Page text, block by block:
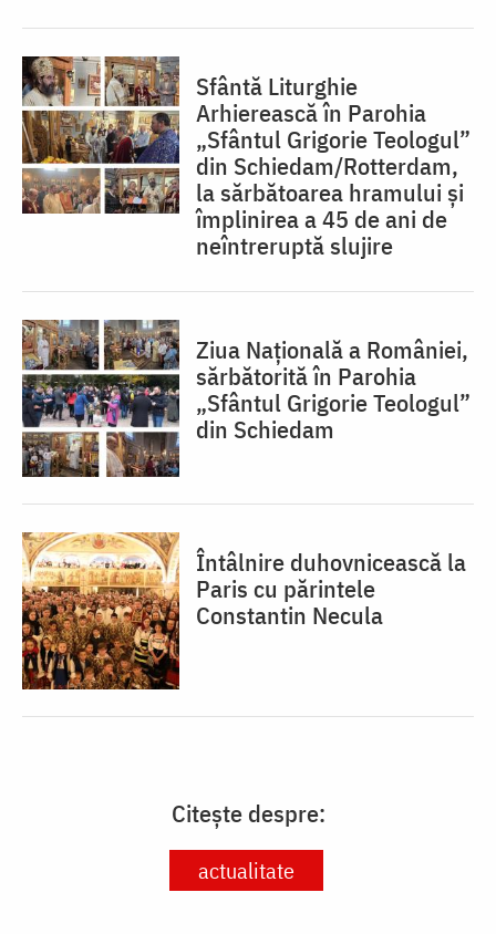
Sfântă Liturghie
Arhierească în Parohia
„Sfântul Grigorie Teologul”
din Schiedam/Rotterdam,
la sărbătoarea hramului și
împlinirea a 45 de ani de
neîntreruptă slujire
Ziua Națională a României,
sărbătorită în Parohia
„Sfântul Grigorie Teologul”
din Schiedam
Întâlnire duhovnicească la
Paris cu părintele
Constantin Necula
Citește despre:
actualitate